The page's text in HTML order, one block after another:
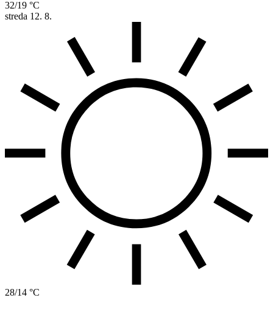
32/19 °C
streda 12. 8.
28/14 °C